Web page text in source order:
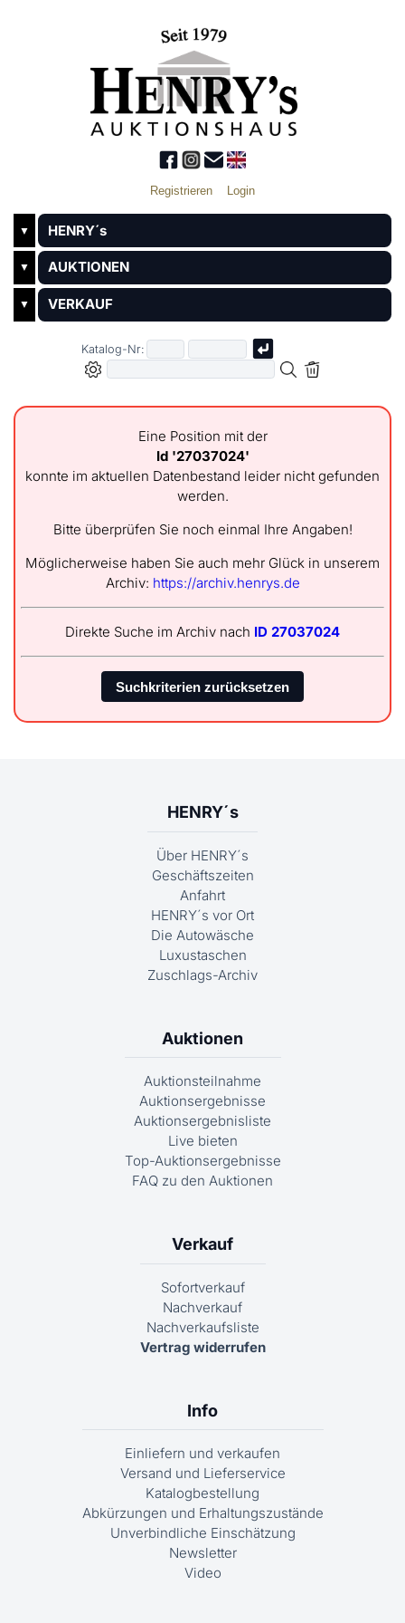
Registrieren Login
▼ HENRY´s
▼ AUKTIONEN
▼ VERKAUF
Katalog-Nr:
Eine Position mit der
Id '27037024'
konnte im aktuellen Datenbestand leider nicht gefunden
werden.
Bitte überprüfen Sie noch einmal Ihre Angaben!
Möglicherweise haben Sie auch mehr Glück in unserem
Archiv: https://archiv.henrys.de
Direkte Suche im Archiv nach ID 27037024
HENRY´s
Über HENRY´s
Geschäftszeiten
Anfahrt
HENRY´s vor Ort
Die Autowäsche
Luxustaschen
Zuschlags-Archiv
Auktionen
Auktionsteilnahme
Auktionsergebnisse
Auktionsergebnisliste
Live bieten
Top-Auktionsergebnisse
FAQ zu den Auktionen
Verkauf
Sofortverkauf
Nachverkauf
Nachverkaufsliste
Vertrag widerrufen
Info
Einliefern und verkaufen
Versand und Lieferservice
Katalogbestellung
Abkürzungen und Erhaltungszustände
Unverbindliche Einschätzung
Newsletter
Video